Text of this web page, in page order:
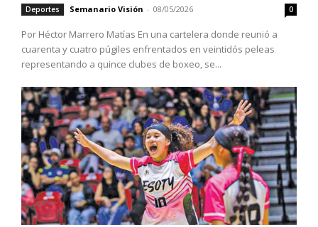
Deportes Semanario Visión - 08/05/2026 0
Por Héctor Marrero Matías En una cartelera donde reunió a
cuarenta y cuatro púgiles enfrentados en veintidós peleas
representando a quince clubes de boxeo, se...